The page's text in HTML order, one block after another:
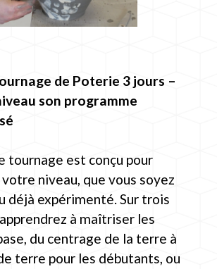
de Poterie 3 jours –
son programme
tournage est conçu pour
votre niveau, que vous soyez
déjà expérimenté. Sur trois
à maîtriser les
du centrage de la terre à
terre pour les débutants, ou